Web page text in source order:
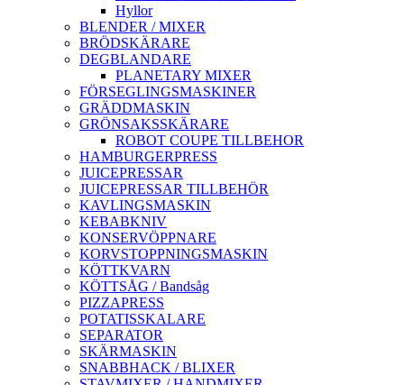
Hyllor
BLENDER / MIXER
BRÖDSKÄRARE
DEGBLANDARE
PLANETARY MIXER
FÖRSEGLINGSMASKINER
GRÄDDMASKIN
GRÖNSAKSSKÄRARE
ROBOT COUPE TILLBEHOR
HAMBURGERPRESS
JUICEPRESSAR
JUICEPRESSAR TILLBEHÖR
KAVLINGSMASKIN
KEBABKNIV
KONSERVÖPPNARE
KORVSTOPPNINGSMASKIN
KÖTTKVARN
KÖTTSÅG / Bandsåg
PIZZAPRESS
POTATISSKALARE
SEPARATOR
SKÄRMASKIN
SNABBHACK / BLIXER